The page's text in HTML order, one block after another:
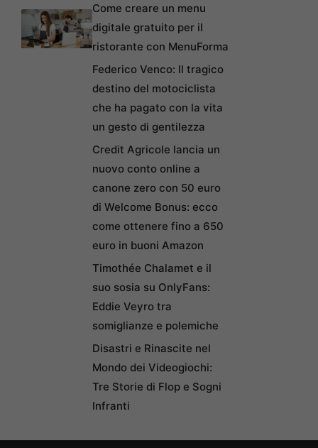
Come creare un menu
digitale gratuito per il
ristorante con MenuForma
Federico Venco: Il tragico
destino del motociclista
che ha pagato con la vita
un gesto di gentilezza
Credit Agricole lancia un
nuovo conto online a
canone zero con 50 euro
di Welcome Bonus: ecco
come ottenere fino a 650
euro in buoni Amazon
Timothée Chalamet e il
suo sosia su OnlyFans:
Eddie Veyro tra
somiglianze e polemiche
Disastri e Rinascite nel
Mondo dei Videogiochi:
Tre Storie di Flop e Sogni
Infranti